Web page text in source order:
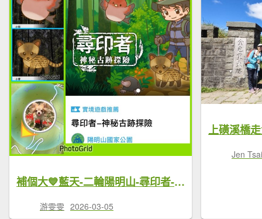
補個大💙藍天-二輪陽明山-尋印者-神秘古蹟探險12條步道
游雯雯 2026-03-05
Jen Tsai